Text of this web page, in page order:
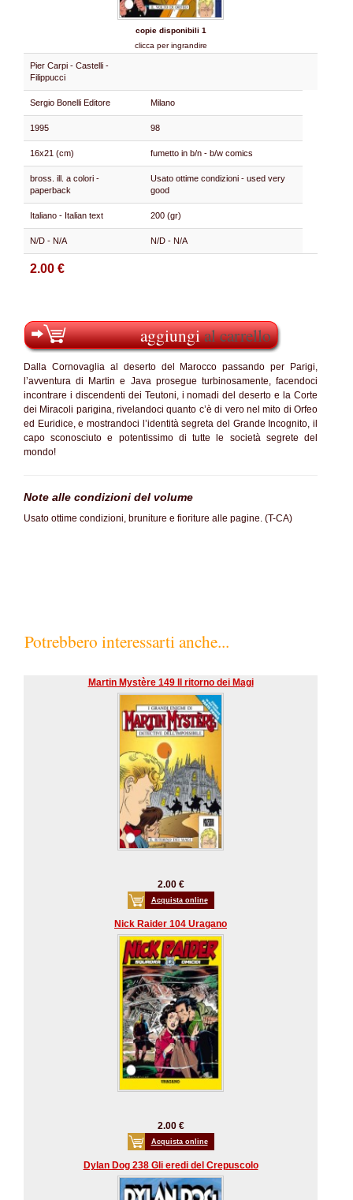
copie disponibili 1
clicca per ingrandire
Pier Carpi - Castelli -
Filippucci
Sergio Bonelli Editore Milano
1995 98
16x21 (cm) fumetto in b/n - b/w comics
bross. ill. a colori -
paperback
Usato ottime condizioni - used very
good
Italiano - Italian text 200 (gr)
N/D - N/A N/D - N/A
2.00 €
aggiungial carrello
Dalla Cornovaglia al deserto del Marocco passando per Parigi,
l’avventura di Martin e Java prosegue turbinosamente, facendoci
incontrare i discendenti dei Teutoni, i nomadi del deserto e la Corte
dei Miracoli parigina, rivelandoci quanto c’è di vero nel mito di Orfeo
ed Euridice, e mostrandoci l’identità segreta del Grande Incognito, il
capo sconosciuto e potentissimo di tutte le società segrete del
mondo!
Note alle condizioni del volume
Usato ottime condizioni, bruniture e fioriture alle pagine. (T-CA)
Potrebbero interessarti anche...
Martin Mystère 149 Il ritorno dei Magi
2.00 €
Acquista online
Nick Raider 104 Uragano
2.00 €
Acquista online
Dylan Dog 238 Gli eredi del Crepuscolo